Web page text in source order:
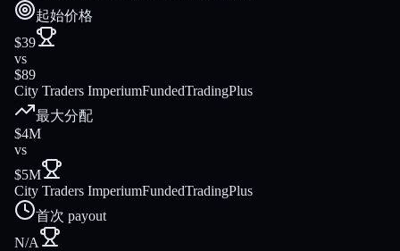
起始价格
$39
vs
$89
City Traders ImperiumFundedTradingPlus
最大分配
$4M
vs
$5M
City Traders ImperiumFundedTradingPlus
首次 payout
N/A